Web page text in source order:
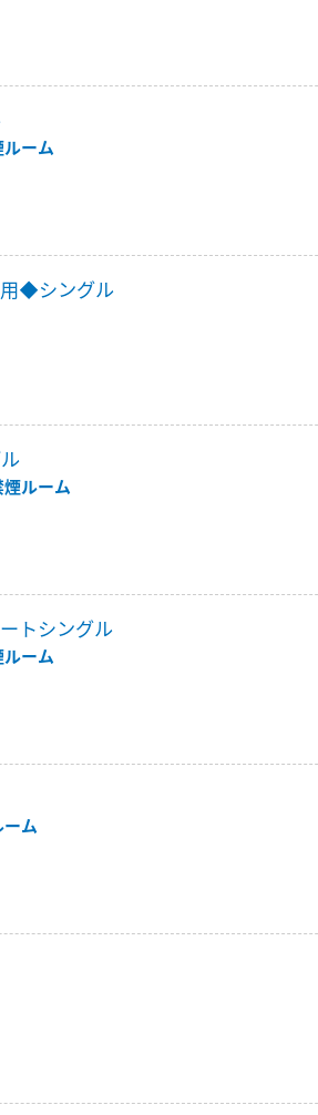
ルーム
◆シングル
煙ルーム
トシングル
ルーム
ーム